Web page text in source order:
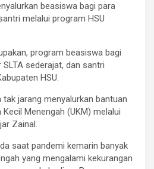
beasiswa bagi para
melalui program HSU
program beasiswa bagi
sederajat, dan santri
HSU.
tak jarang menyalurkan bantuan
Menengah (UKM) melalui
Zainal.
saat pandemi kemarin banyak
yang mengalami kekurangan